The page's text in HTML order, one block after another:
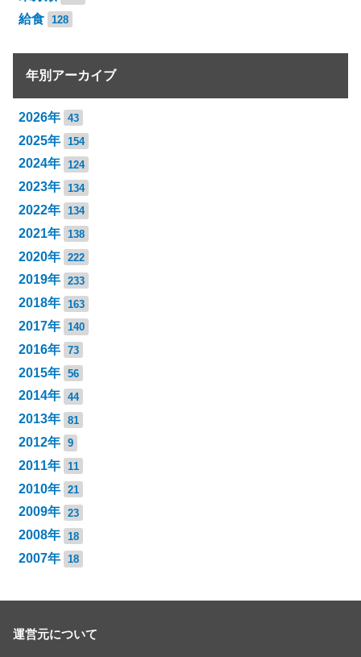
給食 128
年別アーカイブ
2026年 43
2025年 154
2024年 124
2023年 134
2022年 134
2021年 138
2020年 222
2019年 233
2018年 163
2017年 140
2016年 73
2015年 56
2014年 44
2013年 81
2012年 9
2011年 11
2010年 21
2009年 23
2008年 18
2007年 18
運営元について